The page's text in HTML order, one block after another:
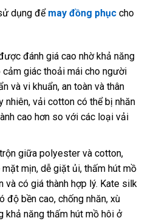
dụng để may đồng phục cho
đánh giá cao nhờ khả năng
giác thoải mái cho người
và vi khuẩn, an toàn và thân
nhiên, vải cotton có thể bị nhăn
cao hơn so với các loại vải
giữa polyester và cotton,
mịn, dễ giặt ủi, thấm hút mồ
có giá thành hợp lý. Kate silk
độ bền cao, chống nhăn, xù
khả năng thấm hút mồ hôi ở